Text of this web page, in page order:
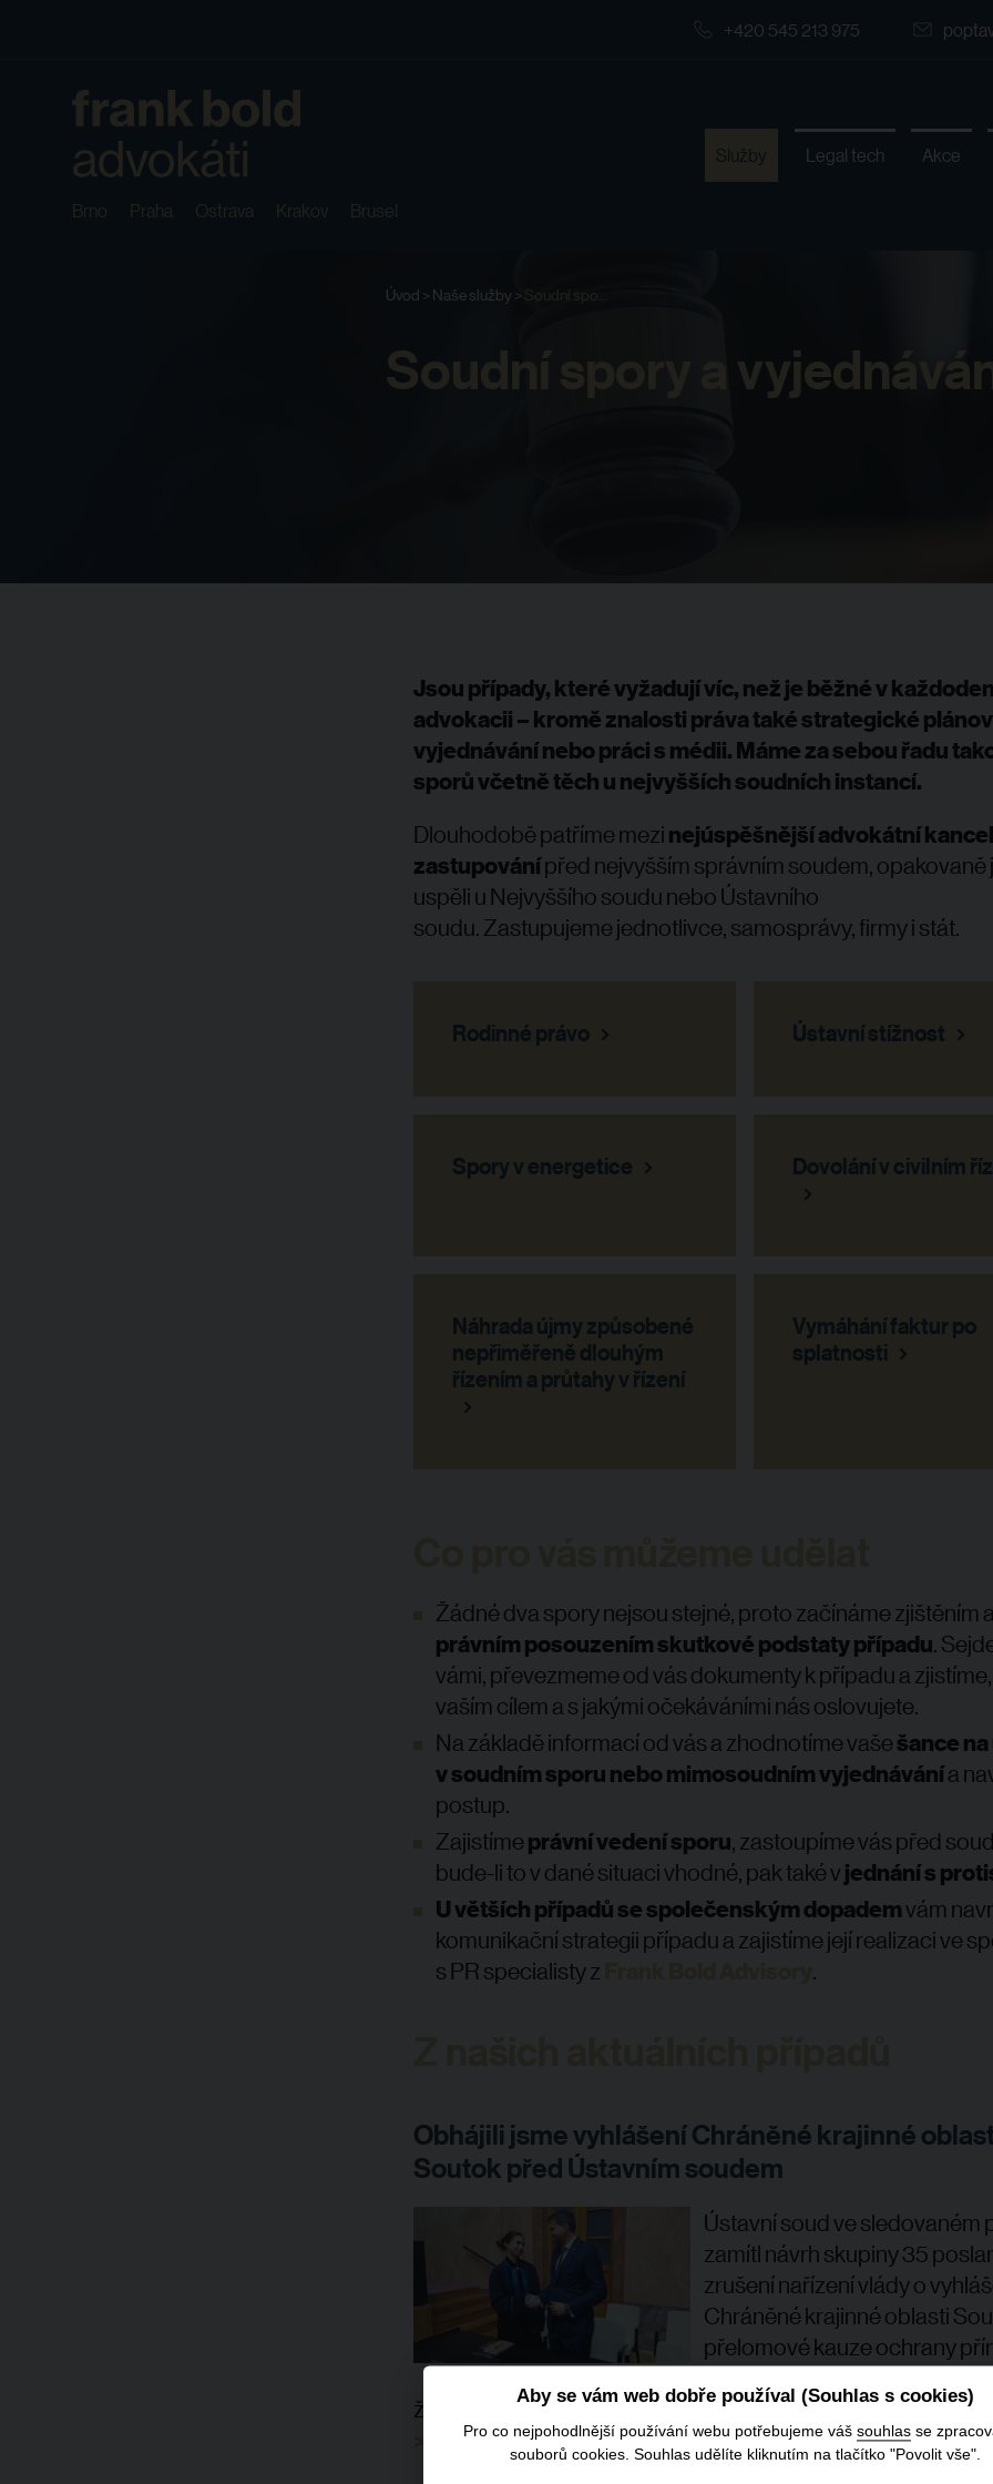
+420 545 213 975
Brno Praha Ostrava Krakov Brusel
Služby Legal tech Akce
Úvod > Naše služby > Soudní spo...
Soudní spory a
Jsou případy, které vyžadují víc, než je běžné v
advokacii – kromě znalosti práva také strategické
vyjednávání nebo práci s médii. Máme za sebou řadu
sporů včetně těch u nejvyšších soudních instancí.
Dlouhodobě patříme mezinejúspěšnější advokátní
zastupovánípřed nejvyšším správním soudem, opakovaně
uspěli u Nejvyššího soudu nebo Ústavního
soudu. Zastupujeme jednotlivce, samosprávy, firmy i stát.
Rodinné právo Ústavní stížnost
Spory v energetice Dovolání v civilním
Náhrada újmy způsobené
nepřiměřeně dlouhým
řízením a průtahy v řízení
Vymáhání faktur po
splatnosti
Žádné dva spory nejsou stejné, proto začínáme zjištěním
právním posouzením skutkové podstaty případu.
vámi, převezmeme od vás dokumenty k případu a
vaším cílem a s jakými očekáváními nás oslovujete.
Na základě informací od vás a zhodnotíme vašešance
v soudním sporu nebo mimosoudním vyjednávánía
postup.
Zajistímeprávní vedení sporu, zastoupíme vás před
bude-li to v dané situaci vhodné, pak také vjednání s
U větších případů se společenským dopademvám
komunikační strategii případu a zajistíme její realizaci ve
s PR specialisty z
.
Obhájili jsme vyhlášení Chráněné krajinné
Soutok před Ústavním soudem
Ústavní soud ve sledovaném
zamítl návrh skupiny 35
zrušení nařízení vlády o
Chráněné krajinné oblasti
přelomové kauze ochrany
životního prostředí.
>> Více
Aby se vám web dobře používal (Souhlas s cookies)
Pro co nejpohodlnější používání webu potřebujeme váš souhlasse
souborů cookies. Souhlas udělíte kliknutím na tlačítko "Povolit vše".